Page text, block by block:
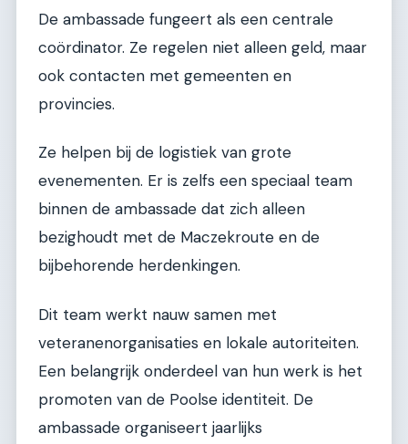
De ambassade fungeert als een centrale
coördinator. Ze regelen niet alleen geld, maar
ook contacten met gemeenten en
provincies.
Ze helpen bij de logistiek van grote
evenementen. Er is zelfs een speciaal team
binnen de ambassade dat zich alleen
bezighoudt met de Maczekroute en de
bijbehorende herdenkingen.
Dit team werkt nauw samen met
veteranenorganisaties en lokale autoriteiten.
Een belangrijk onderdeel van hun werk is het
promoten van de Poolse identiteit. De
ambassade organiseert jaarlijks